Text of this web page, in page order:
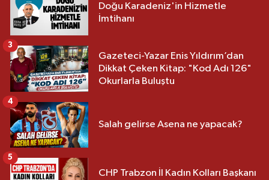
Doğu Karadeniz'in Hizmetle
İmtihanı
Gazeteci-Yazar Enis Yıldırım’dan
Dikkat Çeken Kitap: "Kod Adı 126"
Okurlarla Buluştu
3
Salah gelirse Asena ne yapacak?
4
CHP Trabzon İl Kadın Kolları Başkanı
5